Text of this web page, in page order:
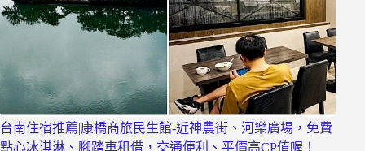
台南住宿推薦|康橋商旅民生館-近神農街、河樂廣場，免費
點心冰淇淋、腳踏車租借，交通便利、平價高CP值喔！